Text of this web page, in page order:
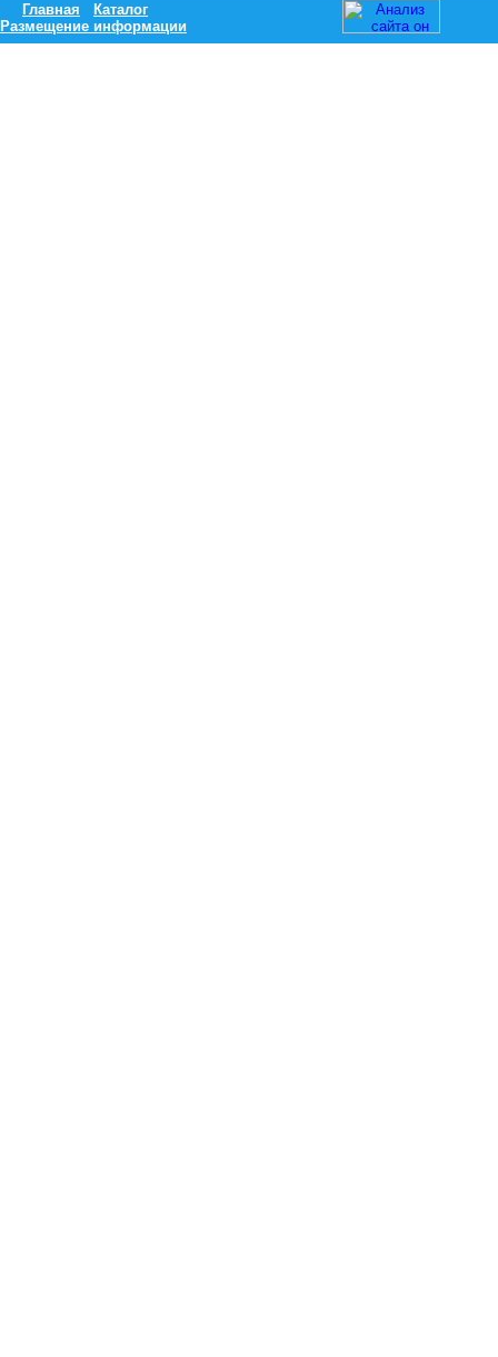
Главная
Каталог
Размещение информации